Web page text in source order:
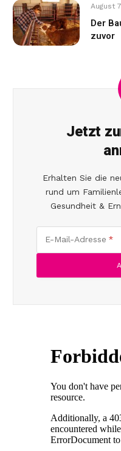
August
Der
zuvor
Jetzt
Erhalten Sie die
rund um
Gesundheit &
E-Mail-Adresse